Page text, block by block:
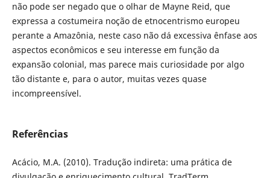
não pode ser negado que o olhar de Mayne Reid, que
expressa a costumeira noção de etnocentrismo europeu
perante a Amazônia, neste caso não dá excessiva ênfase aos
aspectos econômicos e seu interesse em função da
expansão colonial, mas parece mais curiosidade por algo
tão distante e, para o autor, muitas vezes quase
incompreensível.
Referências
Acácio, M.A. (2010). Tradução indireta: uma prática de